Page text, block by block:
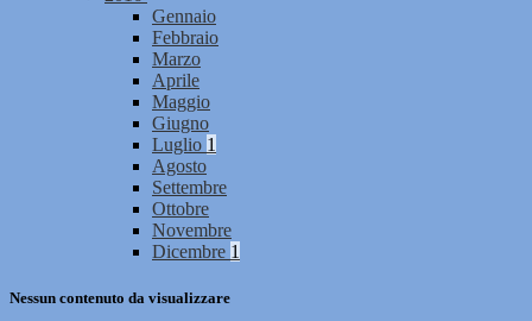
Gennaio
Febbraio
Marzo
Aprile
Maggio
Giugno
Luglio 1
Agosto
Settembre
Ottobre
Novembre
Dicembre 1
Nessun contenuto da visualizzare